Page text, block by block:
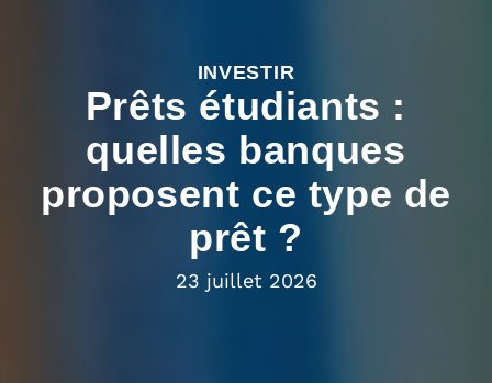
INVESTIR
Prêts étudiants :
quelles banques
proposent ce type de
prêt ?
23 juillet 2026